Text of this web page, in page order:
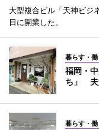
大型複合ビル「天神ビジ
日に開業した。
暮らす・働
福岡・
ち」 夫
暮らす・働